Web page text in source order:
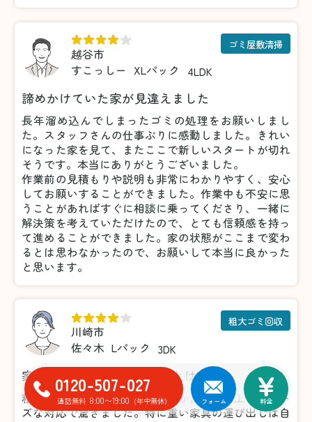
越谷市
すこっしー
XLパック 4LDK
ゴミ屋敷清掃
諦めかけていた家が見違えました
長年溜め込んでしまったゴミの処理をお願いしまし
た。スタッフさんの仕事ぶりに感動しました。きれい
になった家を見て、またここで新しいスタートが切れ
そうです。本当にありがとうございました。
作業前の見積もりや説明も非常にわかりやすく、安心
してお願いすることができました。作業中も不安に思
うことがあればすぐに相談に乗ってくださり、一緒に
解決策を考えていただけたので、とても信頼感を持っ
て進めることができました。家の状態がここまで変わ
るとは思わなかったので、お願いして本当に良かった
と思います。
川崎市
佐々木 Lパック 3DK
粗大ゴミ回収
家具の処分がこんなに楽だとは！
粗大ゴミの処分で利用しましたが、想像以上にスムー
ズな対応で驚きました。特に重い家具の運び出しは自
0120-507-027
通話無料 8:00〜19:00 (年中無休) フォーム 料金